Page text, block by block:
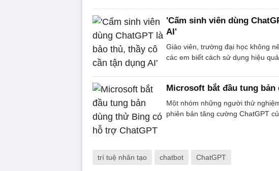
'Cấm sinh viên dùng
AI'
Giáo viên, trường đại học không
các em biết cách sử dụng hiệu
Microsoft bắt đầu tung
Một nhóm những người thử
phiên bản tăng cường ChatGPT
trí tuệ nhân tạo chatbot ChatGPT